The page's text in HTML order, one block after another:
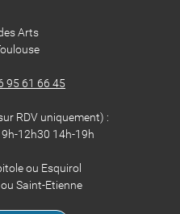
Arts
95 61 66 45
RDV uniquement) :
12h30 14h-19h
ou Esquirol
Saint-Etienne